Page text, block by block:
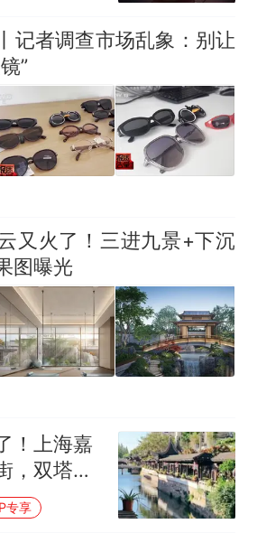
记者调查市场乱象：别让
”
又火了！三进九景+下沉
图曝光
！上海嘉
，双塔、
逛
专享